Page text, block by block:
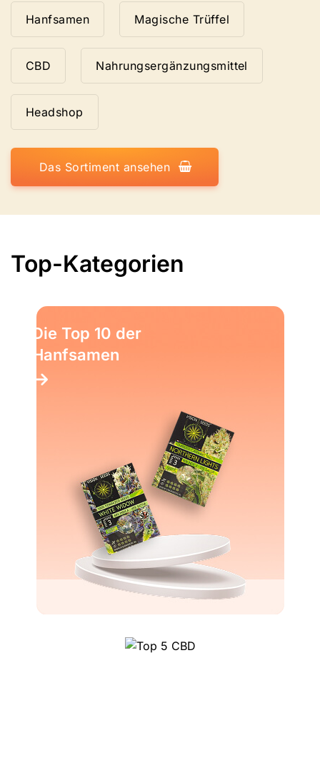
Hanfsamen Magische Trüffel
CBD Nahrungsergänzungsmittel
Headshop
Das Sortiment ansehen
Top-Kategorien
Die Top 10 der
Hanfsamen